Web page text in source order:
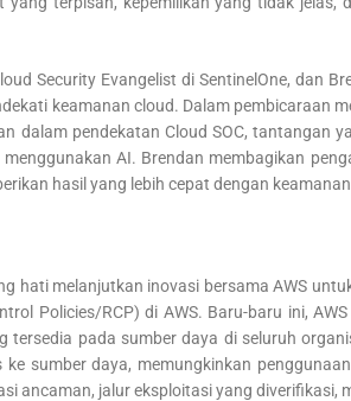
Security Evangelist di SentinelOne, dan
keamanan cloud. Dalam pembicaraan
dalam pendekatan Cloud SOC,
AI. Brendan membagikan
hasil yang lebih cepat dengan
hati melanjutkan inovasi bersama AWS
Policies/RCP) di AWS. Baru-baru ini,
pada sumber daya di seluruh
sumber daya, memungkinkan
ancaman, jalur eksploitasi yang diverifikasi,